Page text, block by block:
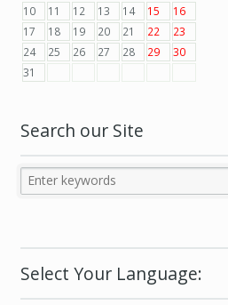
10
11 12 13 14 15
16
17
18 19 20 21 22
23
24
25 26 27 28 29
30
31
Search our Site
Select Your Language: